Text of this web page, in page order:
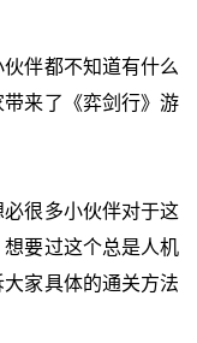
伴都不知道有什么
来了《弈剑行》游
很多小伙伴对于这
要过这个总是人机
家具体的通关方法